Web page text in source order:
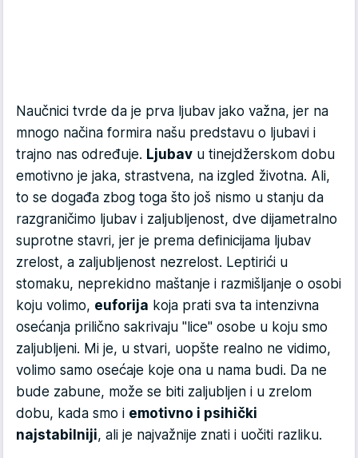
Naučnici tvrde da je prva ljubav jako važna, jer na
mnogo načina formira našu predstavu o ljubavi i
trajno nas određuje. Ljubav u tinejdžerskom dobu
emotivno je jaka, strastvena, na izgled životna. Ali,
to se događa zbog toga što još nismo u stanju da
razgraničimo ljubav i zaljubljenost, dve dijametralno
suprotne stavri, jer je prema definicijama ljubav
zrelost, a zaljubljenost nezrelost. Leptirići u
stomaku, neprekidno maštanje i razmišljanje o osobi
koju volimo, euforija koja prati sva ta intenzivna
osećanja prilično sakrivaju "lice" osobe u koju smo
zaljubljeni. Mi je, u stvari, uopšte realno ne vidimo,
volimo samo osećaje koje ona u nama budi. Da ne
bude zabune, može se biti zaljubljen i u zrelom
dobu, kada smo i emotivno i psihički
najstabilniji, ali je najvažnije znati i uočiti razliku.